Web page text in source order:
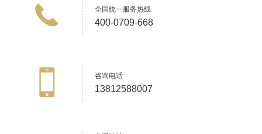
全国统一服务热线
400-0709-668
咨询电话
13812588007